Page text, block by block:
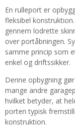
En rulleport er
fleksibel
gennem lodrette
over portåbningen.
samme princip som
enkel og driftssikker.
Denne opbygning
mange andre
hvilket betyder, at
porten typisk
konstruktion.